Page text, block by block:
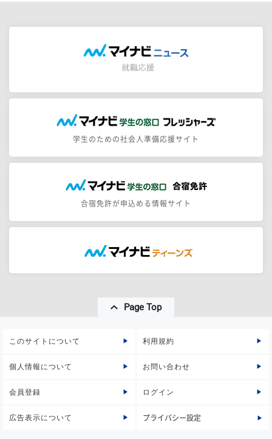
学生のための社会人準備応援サイト
合宿免許が申込める情報サイト
Page Top
このサイトについて 利用規約
個人情報について お問い合わせ
会員登録 ログイン
広告表示について プライバシー設定